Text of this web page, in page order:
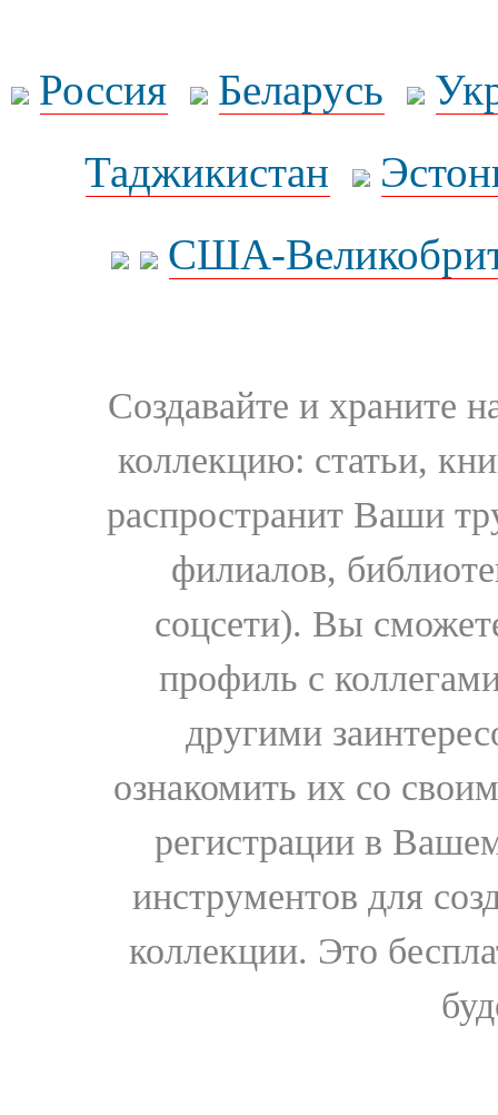
Россия Беларусь
Таджикистан
США-
Создавайте и храните
коллекцию: статьи,
распространит Ваши
филиалов,
соцсети). Вы
профиль с
другими
ознакомить их со
регистрации в
инструментов для
коллекции. Это